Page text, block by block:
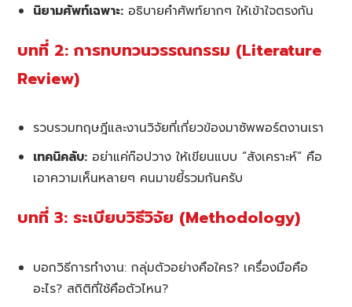
นิยามศัพท์เฉพาะ: อธิบายคำศัพท์ยากๆ ให้เข้าใจตรงกัน
บทที่ 2: การทบทวนวรรณกรรม (Literature
Review)
รวบรวมทฤษฎีและงานวิจัยที่เกี่ยวข้องมาซัพพอร์ตงานเรา
เทคนิคลับ: อย่าแค่ก๊อปวาง ให้เขียนแบบ “สังเคราะห์” คือ
เอาความเห็นหลายๆ คนมาขยี้รวมกันครับ
บทที่ 3: ระเบียบวิธีวิจัย (Methodology)
บอกวิธีการทำงาน: กลุ่มตัวอย่างคือใคร? เครื่องมือคือ
อะไร? สถิติที่ใช้คือตัวไหน?